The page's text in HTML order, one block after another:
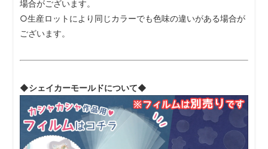
場合がございます。
○生産ロットにより同じカラーでも色味の違いがある場合が
ございます。
◆シェイカーモールドについて◆